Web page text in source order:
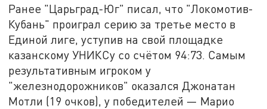
Ранее "Царьград-Юг" писал, что "Локомотив-
Кубань" проиграл серию за третье место в
Единой лиге, уступив на свой площадке
казанскому УНИКСу со счётом 94:73. Самым
результативным игроком у
"железнодорожников" оказался Джонатан
Мотли (19 очков), у победителей — Марио